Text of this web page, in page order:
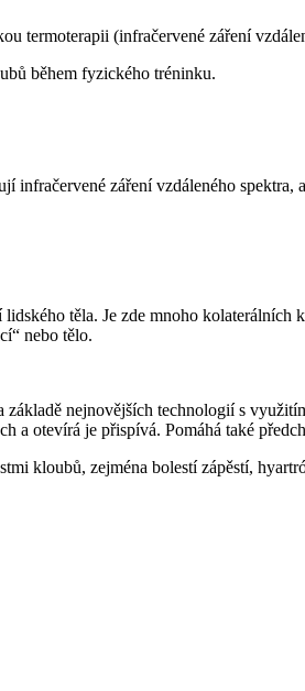
termoterapii (infračervené záření
během fyzického tréninku.
infračervené záření vzdáleného
těla. Je zde mnoho
nebo tělo.
nejnovějších technologií s
a otevírá je přispívá. Pomáhá také
kloubů, zejména bolestí zápěstí,